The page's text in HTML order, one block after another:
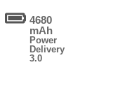
4680
mAh
Power
Delivery
3.0